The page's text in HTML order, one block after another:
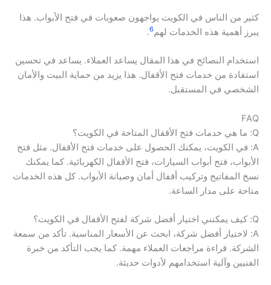
كثير من الناس في الكويت يواجهون صعوبات في فتح الأبواب. هذا
يبرز أهمية هذه الخدمات لهم6
.
استخدام النصائح في هذا المقال يساعد العملاء. يساعد في تحسين
استفادة من خدمات فتح الأقفال. هذا يزيد من حماية البيت والأمان
الشخصي في المستقبل.
FAQ
Q: ما هي خدمات فتح الأقفال المتاحة في الكويت؟
A: في الكويت، يمكنك الحصول على خدمات فتح الأقفال. مثل فتح
الأبواب، فتح أبواب السيارات، فتح الأقفال الكهربائية. كما يمكنك
نسخ المفاتيح وتركيب أقفال أمان وصيانة الأبواب. كل هذه الخدمات
متاحة على مدار الساعة.
Q: كيف يمكنني اختيار أفضل شركة لفتح الأقفال في الكويت؟
A: لاختيار أفضل شركة، ابحث عن الأسعار المناسبة. تأكد من سمعة
الشركة. قراءة مراجعات العملاء مهمة. كما يجب التأكد من خبرة
الفنيين وآلية استخدامهم لأدوات حديثة.